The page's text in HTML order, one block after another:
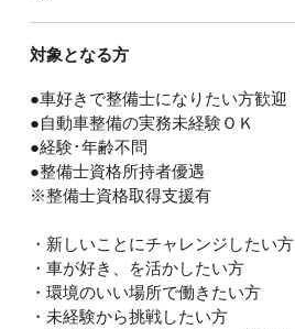
対象となる方
●車好きで整備士になりたい方歓迎
●自動車整備の実務未経験ＯＫ
●経験･年齢不問
●整備士資格所持者優遇
※整備士資格取得支援有
・新しいことにチャレンジしたい方
・車が好き、を活かしたい方
・環境のいい場所で働きたい方
・未経験から挑戦したい方